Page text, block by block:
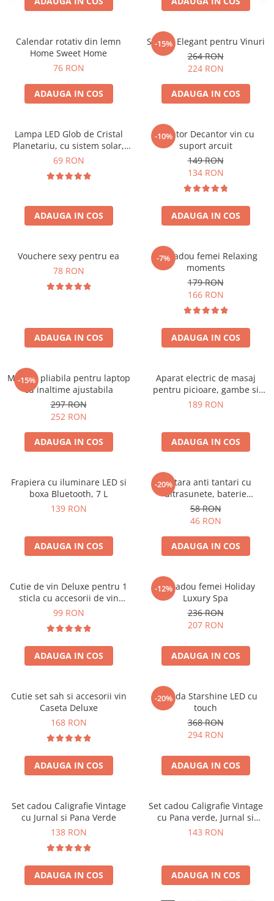
Calendar rotativ din lemn
Home Sweet Home
76 RON
ADAUGA IN COS
-15%
Suport Elegant pentru Vinuri
264 RON
224 RON
ADAUGA IN COS
Lampa LED Glob de Cristal
Planetariu, cu sistem solar,
cadou captivant
69 RON
ADAUGA IN COS
-10%
Aerator Decantor vin cu
suport arcuit
149 RON
134 RON
ADAUGA IN COS
Vouchere sexy pentru ea
78 RON
ADAUGA IN COS
-7%
Set cadou femei Relaxing
moments
179 RON
166 RON
ADAUGA IN COS
-15%
Masuta pliabila pentru laptop
cu inaltime ajustabila
297 RON
252 RON
ADAUGA IN COS
Aparat electric de masaj
pentru picioare, gambe si
brate
189 RON
ADAUGA IN COS
Frapiera cu iluminare LED si
boxa Bluetooth, 7 L
139 RON
ADAUGA IN COS
-20%
Bratara anti tantari cu
ultrasunete, baterie
reincarcabila 90mAh
58 RON
46 RON
ADAUGA IN COS
Cutie de vin Deluxe pentru 1
sticla cu accesorii de vin
incluse piele ecologica de
99 RON
ADAUGA IN COS
-12%
Set cadou femei Holiday
Luxury Spa
236 RON
207 RON
ADAUGA IN COS
Cutie set sah si accesorii vin
Caseta Deluxe
168 RON
ADAUGA IN COS
-20%
Oglinda Starshine LED cu
touch
368 RON
294 RON
ADAUGA IN COS
Set cadou Caligrafie Vintage
cu Jurnal si Pana Verde
138 RON
ADAUGA IN COS
Set cadou Caligrafie Vintage
cu Pana verde, Jurnal si
Suport pentru stilou, 9 piese
143 RON
ADAUGA IN COS